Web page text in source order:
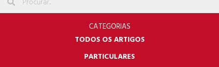
CATEGORIAS
TODOS OS ARTIGOS
PARTICULARES